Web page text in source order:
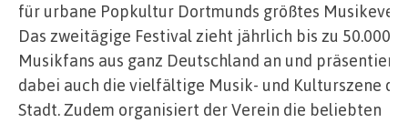
für urbane Popkultur Dortmunds größtes
Das zweitägige Festival zieht jährlich bis zu 50.000
Musikfans aus ganz Deutschland an und präsentiert
dabei auch die vielfältige Musik- und Kulturszene
Stadt. Zudem organisiert der Verein die beliebten